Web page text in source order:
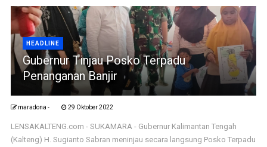
HEADLINE
Gubernur Tinjau Posko Terpadu
Penanganan Banjir
maradona - 29 Oktober 2022
LENSAKALTENG.com - SUKAMARA - Gubernur Kalimantan Tengah
(Kalteng) H. Sugianto Sabran meninjau secara langsung Posko Terpadu